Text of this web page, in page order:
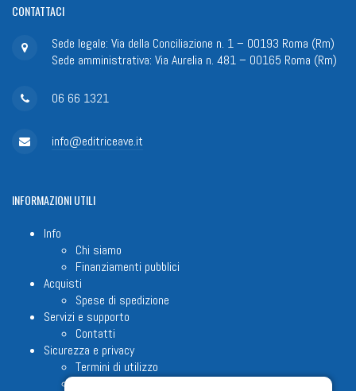
CONTATTACI
Sede legale: Via della Conciliazione n. 1 – 00193 Roma (Rm)
Sede amministrativa: Via Aurelia n. 481 – 00165 Roma (Rm)
06 66 1321
info@editriceave.it
INFORMAZIONIUTILI
Info
Chi siamo
Finanziamenti pubblici
Acquisti
Spese di spedizione
Servizi e supporto
Contatti
Sicurezza e privacy
Termini di utilizzo